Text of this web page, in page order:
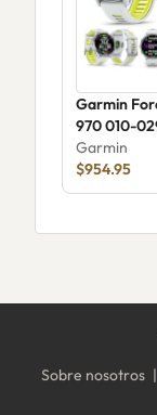
Garmin
970 010-
Garmin
$954.95
Sobre nosotros |